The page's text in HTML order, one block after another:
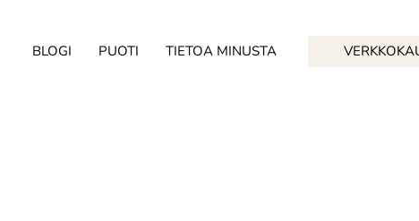
BLOGI PUOTI TIETOA MINUSTA